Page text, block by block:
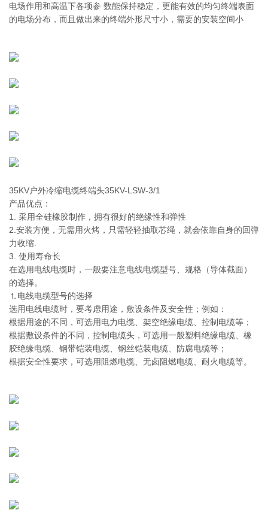
电场作用和高温下各项参 数能保持稳定，更能有效的均匀终端表面
的电场分布，而且做出来的终端外形尺寸小，需要的安装空间小
35KV户外冷缩电缆终端头35KV-LSW-3/1
产品优点：
1. 采用全硅橡胶制作，拥有很好的绝缘性和弹性
2.安装方便，无需用火烤，只需轻轻抽取芯绳，就会依靠自身的回弹
力收缩.
3. 使用寿命长
在选用电线电缆时，一般要注意电线电缆型号、规格（导体截面）
的选择。
⒈电线电缆型号的选择
选用电线电缆时，要考虑用途，敷设条件及安全性；例如：
根据用途的不同，可选用电力电缆、架空绝缘电缆、控制电缆等；
根据敷设条件的不同，控制电缆头，可选用一般塑料绝缘电缆、橡
胶绝缘电缆、钢带铠装电缆、钢丝铠装电缆、防腐电缆等；
根据安全性要求，可选用阻燃电缆、无卤阻燃电缆、耐火电缆等。